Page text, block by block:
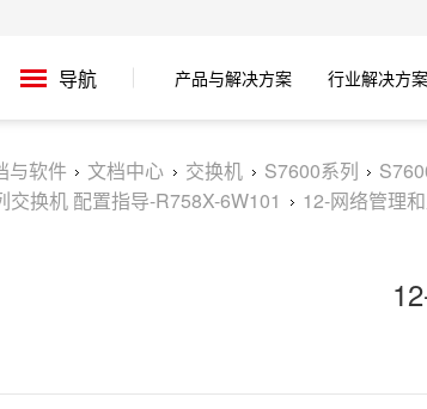
导航 产品与解决方案 行业解决方案
与软件 文档中心 交换机 S7600系列
交换机 配置指导-R758X-6W101
12-网络管理